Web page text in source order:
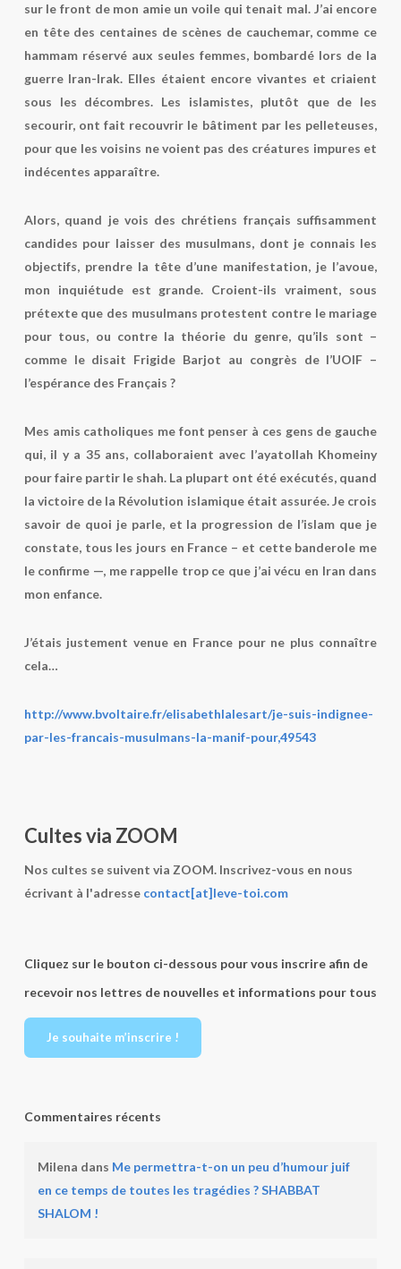
sur le front de mon amie un voile qui tenait mal. J’ai encore
en tête des centaines de scènes de cauchemar, comme ce
hammam réservé aux seules femmes, bombardé lors de la
guerre Iran-Irak. Elles étaient encore vivantes et criaient
sous les décombres. Les islamistes, plutôt que de les
secourir, ont fait recouvrir le bâtiment par les pelleteuses,
pour que les voisins ne voient pas des créatures impures et
indécentes apparaître.
Alors, quand je vois des chrétiens français suffisamment
candides pour laisser des musulmans, dont je connais les
objectifs, prendre la tête d’une manifestation, je l’avoue,
mon inquiétude est grande. Croient-ils vraiment, sous
prétexte que des musulmans protestent contre le mariage
pour tous, ou contre la théorie du genre, qu’ils sont –
comme le disait Frigide Barjot au congrès de l’UOIF –
l’espérance des Français ?
Mes amis catholiques me font penser à ces gens de gauche
qui, il y a 35 ans, collaboraient avec l’ayatollah Khomeiny
pour faire partir le shah.La plupart ont été exécutés, quand
la victoire de la Révolution islamique était assurée. Je crois
savoir de quoi je parle, et la progression de l’islam que je
constate, tous les jours en France – et cette banderole me
le confirme —, me rappelle trop ce que j’ai vécu en Iran dans
mon enfance.
J’étais justement venue en France pour ne plus connaître
cela…
http://www.bvoltaire.fr/elisabethlalesart/je-suis-indignee-
par-les-francais-musulmans-la-manif-pour,49543
Cultes via ZOOM
Nos cultes se suivent via ZOOM. Inscrivez-vous en nous
écrivant à l'adresse contact[at]leve-toi.com
Cliquez sur le bouton ci-dessous pour vous inscrire afin de
recevoir nos lettres de nouvelles et informations pour tous
Je souhaite m’inscrire !
Commentaires récents
Milena dans Me permettra-t-on un peu d’humour juif
en ce temps de toutes les tragédies ? SHABBAT
SHALOM !